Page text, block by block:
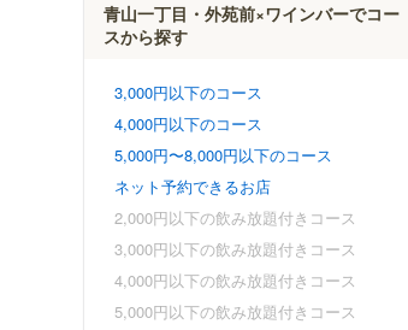
青山一丁目・外苑前×ワインバーでコー
スから探す
3,000円以下のコース
4,000円以下のコース
5,000円〜8,000円以下のコース
ネット予約できるお店
2,000円以下の飲み放題付きコース
3,000円以下の飲み放題付きコース
4,000円以下の飲み放題付きコース
5,000円以下の飲み放題付きコース